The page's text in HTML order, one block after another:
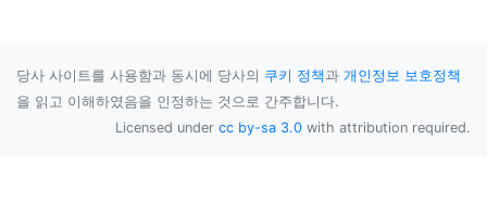
당사 사이트를 사용함과 동시에 당사의 쿠키 정책과 개인정보 보호정책
을 읽고 이해하였음을 인정하는 것으로 간주합니다.
Licensed under cc by-sa 3.0 with attribution required.